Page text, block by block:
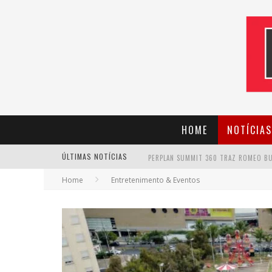
HOME NOTÍCIAS
ÚLTIMAS NOTÍCIAS
CANTOR EVANDRO JR. NA
Home Entretenimento & Eventos